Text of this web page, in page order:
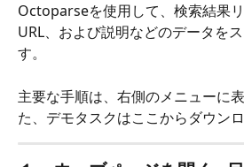
Octoparseを使用して、検索結果リ
URL、および説明などのデータを
す。
主要な手順は、右側のメニューに
た、デモタスクはここからダウンロ